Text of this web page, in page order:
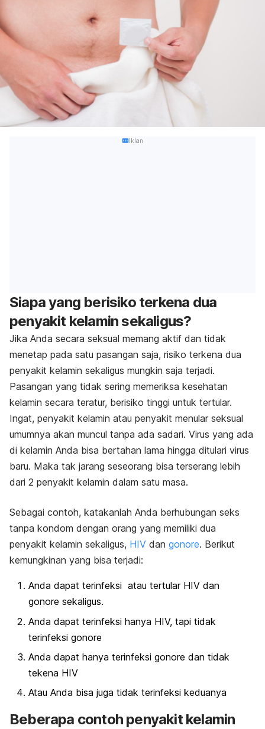
Iklan
Siapa yang berisiko terkena dua
penyakit kelamin sekaligus?
Jika Anda secara seksual memang aktif dan tidak
menetap pada satu pasangan saja, risiko terkena dua
penyakit kelamin sekaligus mungkin saja terjadi.
Pasangan yang tidak sering memeriksa kesehatan
kelamin secara teratur, berisiko tinggi untuk tertular.
Ingat, penyakit kelamin atau penyakit menular seksual
umumnya akan muncul tanpa ada sadari. Virus yang ada
di kelamin Anda bisa bertahan lama hingga ditulari virus
baru. Maka tak jarang seseorang bisa terserang lebih
dari 2 penyakit kelamin dalam satu masa.
Sebagai contoh, katakanlah Anda berhubungan seks
tanpa kondom dengan orang yang memiliki dua
penyakit kelamin sekaligus, HIV dan gonore. Berikut
kemungkinan yang bisa terjadi:
Anda dapat terinfeksi atau tertular HIV dan
gonore sekaligus.
Anda dapat terinfeksi hanya HIV, tapi tidak
terinfeksi gonore
Anda dapat hanya terinfeksi gonore dan tidak
tekena HIV
Atau Anda bisa juga tidak terinfeksi keduanya
Beberapa contoh penyakit kelamin